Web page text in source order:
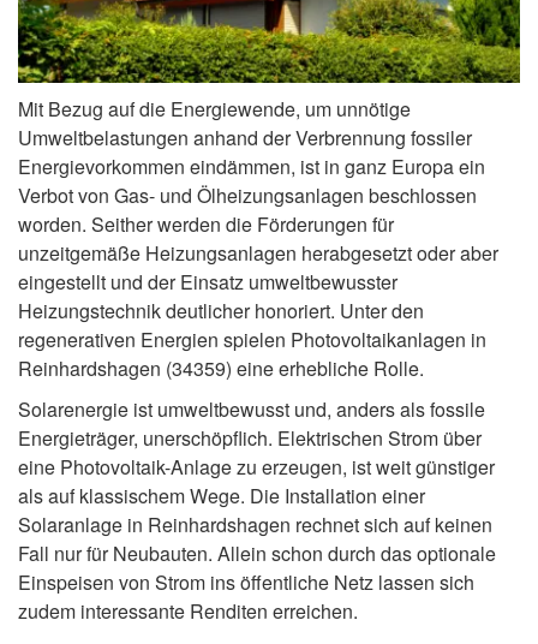
Mit Bezug auf die Energiewende, um unnötige
Umweltbelastungen anhand der Verbrennung fossiler
Energievorkommen eindämmen, ist in ganz Europa ein
Verbot von Gas- und Ölheizungsanlagen beschlossen
worden. Seither werden die Förderungen für
unzeitgemäße Heizungsanlagen herabgesetzt oder aber
eingestellt und der Einsatz umweltbewusster
Heizungstechnik deutlicher honoriert. Unter den
regenerativen Energien spielen Photovoltaikanlagen in
Reinhardshagen (34359) eine erhebliche Rolle.
Solarenergie ist umweltbewusst und, anders als fossile
Energieträger, unerschöpflich. Elektrischen Strom über
eine Photovoltaik-Anlage zu erzeugen, ist weit günstiger
als auf klassischem Wege. Die Installation einer
Solaranlage in Reinhardshagen rechnet sich auf keinen
Fall nur für Neubauten. Allein schon durch das optionale
Einspeisen von Strom ins öffentliche Netz lassen sich
zudem interessante Renditen erreichen.